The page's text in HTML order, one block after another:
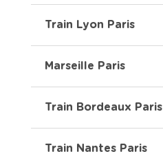
Train Lyon Paris
Marseille Paris
Train Bordeaux Paris
Train Nantes Paris